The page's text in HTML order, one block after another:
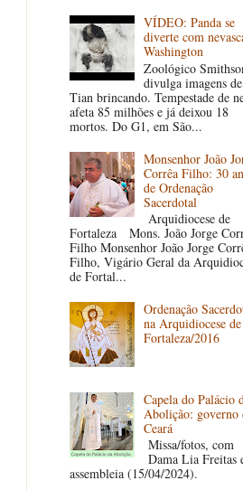
VÍDEO: Panda se
diverte com
Washington
Zoológico
divulga imagens
Tian brincando. Tempestade de
afeta 85 milhões e já deixou 18
mortos. Do G1, em São...
Monsenhor João
Corrêa Filho: 30
de Ordenação
Sacerdotal
Arquidiocese de
Fortaleza Mons. João Jorge
Filho Monsenhor João Jorge
Filho, Vigário Geral da
de Fortal...
Ordenação
na Arquidiocese de
Fortaleza/2016
Capela do Palácio
Abolição: governo
Ceará
Missa/fotos, com
Dama Lia Freitas
assembleia (15/04/2024).